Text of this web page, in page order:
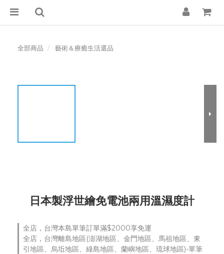
全部商品 藝術＆療癒生活選品
日本製浮世繪免電池兩用溫濕度計
全店，台灣本島單筆訂單滿$2000享免運
全店，台灣離島地區(澎湖地區、金門地區、馬祖地區、東
引地區、烏坵地區、綠島地區、蘭嶼地區、琉球地區)-單筆